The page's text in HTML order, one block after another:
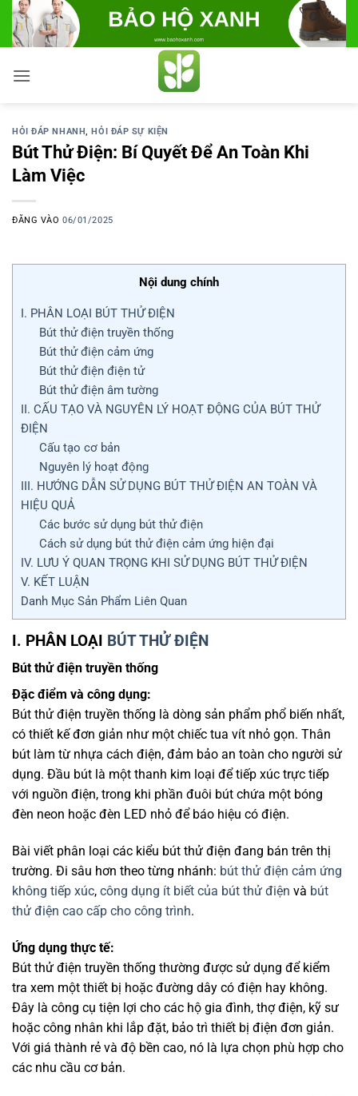
Bỏ
qua
nội
dung
HỎI ĐÁP NHANH, HỎI ĐÁP SỰ KIỆN
Bút Thử Điện: Bí Quyết Để An Toàn Khi
Làm Việc
ĐĂNG VÀO06/01/2025
Nội dung chính
I. PHÂN LOẠI BÚT THỬ ĐIỆN
Bút thử điện truyền thống
Bút thử điện cảm ứng
Bút thử điện điện tử
Bút thử điện âm tường
II. CẤU TẠO VÀ NGUYÊN LÝ HOẠT ĐỘNG CỦA BÚT THỬ
ĐIỆN
Cấu tạo cơ bản
Nguyên lý hoạt động
III. HƯỚNG DẪN SỬ DỤNG BÚT THỬ ĐIỆN AN TOÀN VÀ
HIỆU QUẢ
Các bước sử dụng bút thử điện
Cách sử dụng bút thử điện cảm ứng hiện đại
IV. LƯU Ý QUAN TRỌNG KHI SỬ DỤNG BÚT THỬ ĐIỆN
V. KẾT LUẬN
Danh Mục Sản Phẩm Liên Quan
I. PHÂN LOẠI BÚT THỬ ĐIỆN
Bút thử điện truyền thống
Đặc điểm và công dụng:
Bút thử điện truyền thống là dòng sản phẩm phổ biến nhất,
có thiết kế đơn giản như một chiếc tua vít nhỏ gọn. Thân
bút làm từ nhựa cách điện, đảm bảo an toàn cho người sử
dụng. Đầu bút là một thanh kim loại để tiếp xúc trực tiếp
với nguồn điện, trong khi phần đuôi bút chứa một bóng
đèn neon hoặc đèn LED nhỏ để báo hiệu có điện.
Bài viết phân loại các kiểu bút thử điện đang bán trên thị
trường. Đi sâu hơn theo từng nhánh: bút thử điện cảm ứng
không tiếp xúc, công dụng ít biết của bút thử điện và bút
thử điện cao cấp cho công trình.
Ứng dụng thực tế:
Bút thử điện truyền thống thường được sử dụng để kiểm
tra xem một thiết bị hoặc đường dây có điện hay không.
Đây là công cụ tiện lợi cho các hộ gia đình, thợ điện, kỹ sư
hoặc công nhân khi lắp đặt, bảo trì thiết bị điện đơn giản.
Với giá thành rẻ và độ bền cao, nó là lựa chọn phù hợp cho
các nhu cầu cơ bản.